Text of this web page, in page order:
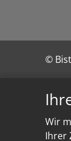
Wir
Ihrer
©